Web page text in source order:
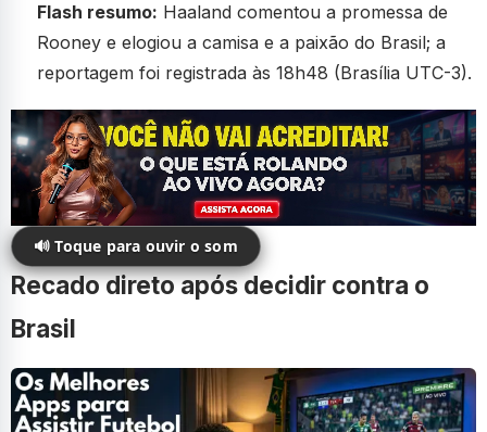
Flash resumo: Haaland comentou a promessa de
Rooney e elogiou a camisa e a paixão do Brasil; a
reportagem foi registrada às 18h48 (Brasília UTC-3).
🔊 Toque para ouvir o som
Recado direto após decidir contra o
Brasil